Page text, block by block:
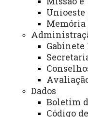
Webmail
Arquivo
Unioeste
Dados
Boletim
Código
Secretaria